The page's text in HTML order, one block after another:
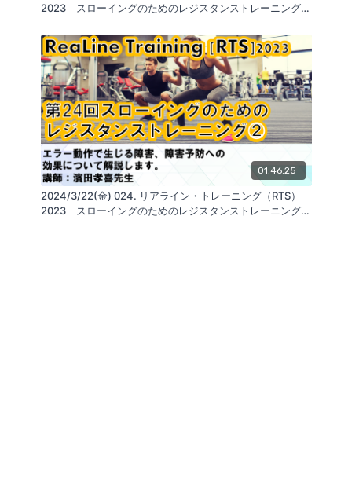
2023 スローイングのためのレジスタンストレーニング
01:46:25
2024/3/22(金) 024. リアライン・トレーニング（RTS）
2023 スローイングのためのレジスタンストレーニング